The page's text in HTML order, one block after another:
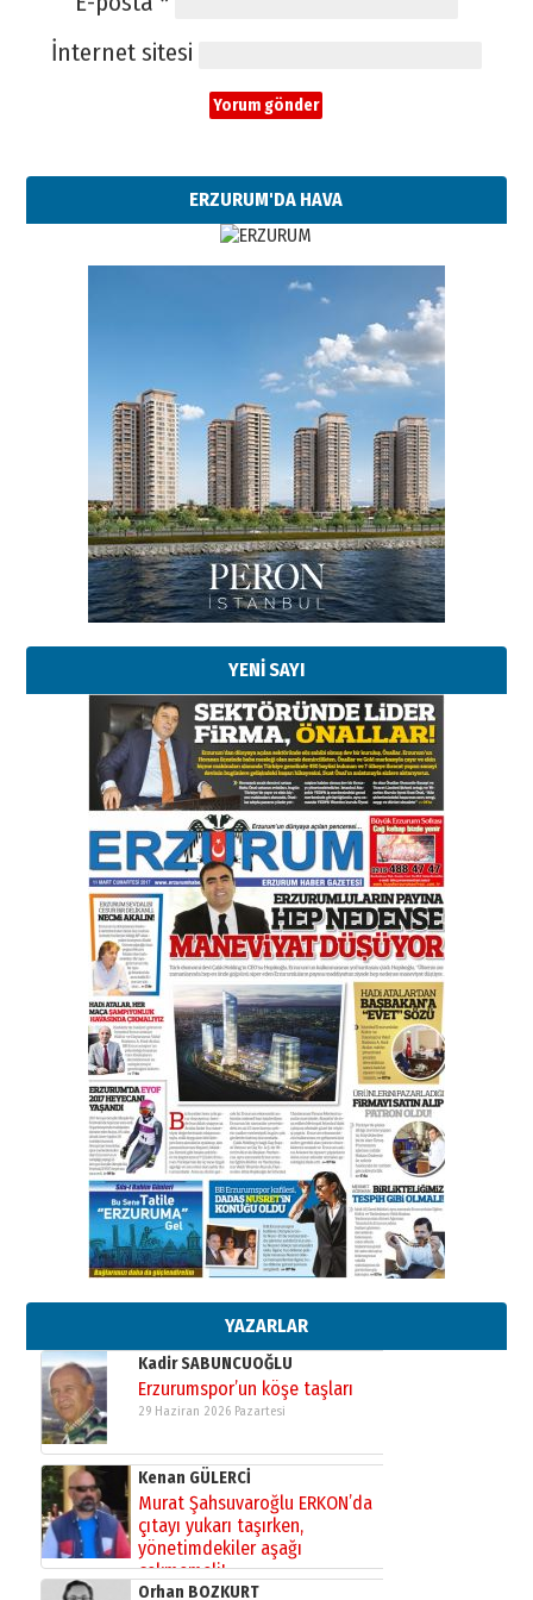
İnternet sitesi
ERZURUM'DA HAVA
YENİ SAYI
YAZARLAR
Esat BİNDESEN
Başkan Sekmen’den Erzurum’a
bir vizyon proje daha!
02 Ağustos 2026 Pazar
Kadir SABUNCUOĞLU
Erzurumspor’un köşe taşları
29 Haziran 2026 Pazartesi
Kenan GÜLERCİ
Murat Şahsuvaroğlu ERKON’da
çıtayı yukarı taşırken,
yönetimdekiler aşağı
çekmemeli!
17 Şubat 2026 SalıOrhan BOZKURT
Bir fotoğraf, bir şehir, bir
gazeteci… Dizginler kimin
elinde?
31 Mart 2026 Salı
A. Berhan Yılmaz
BİR BÖLÜM DEĞİL, BİR ÖMÜR
SEÇİYORSUNUZ… “NEDEN
ATATÜRK ÜNİVERSİTESİ?”
28 Temmuz 2026 Salı
Ahmet Gökhan YAZICI
Ahmed Yesevi’den bir Alperen…
”Reisimiz” idi… Hakka yürüdü.!
26 Mart 2026 Perşembe
Cem Bakırcı
Ardında bıraktığı hatıralarıyla
gönül adamı Faruk Terzioğlu!
13 Mayıs 2026 Çarşamba
Esat BİNDESEN
Başkan Sekmen’den Erzurum’a
02 Ağustos 2026 Pazar
Kadir SABUNCUOĞLU
Erzurumspor’un köşe taşları
29 Haziran 2026 Pazartesi
Kenan GÜLERCİ
Murat Şahsuvaroğlu ERKON’da
çıtayı yukarı taşırken,
yönetimdekiler aşağı
çekmemeli!
17 Şubat 2026 SalıOrhan BOZKURT